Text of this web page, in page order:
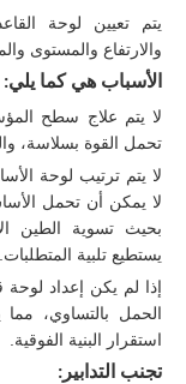
يتم تعيين لوحة
والارتفاع والمستوى
الأسباب هي كما يلي:
لا يتم علاج سطح
تحمل القوة بسلاسة،
لا يتم ترتيب لوحة
لا يمكن أن تحمل
بحيث تسوية الطين
يستطيع تلبية المتطلبات.
إذا لم يكن إعداد لوحة
الحمل بالتساوي، مما
استقرار البنية الفوقية.
تجنب التدابير: